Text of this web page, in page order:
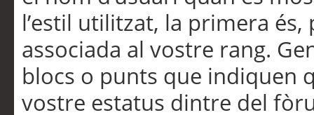
l’estil utilitzat, la primera
associada al vostre rang.
blocs o punts que indiquen
vostre estatus dintre del